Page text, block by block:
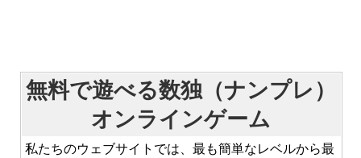
無料で遊べる数独（ナンプレ）
オンラインゲーム
私たちのウェブサイトでは、最も簡単なレベルから最